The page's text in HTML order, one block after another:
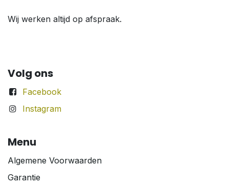
Wij werken altijd op afspraak.
Volg ons
Facebook
Instagram
Menu
Algemene Voorwaarden
Garantie